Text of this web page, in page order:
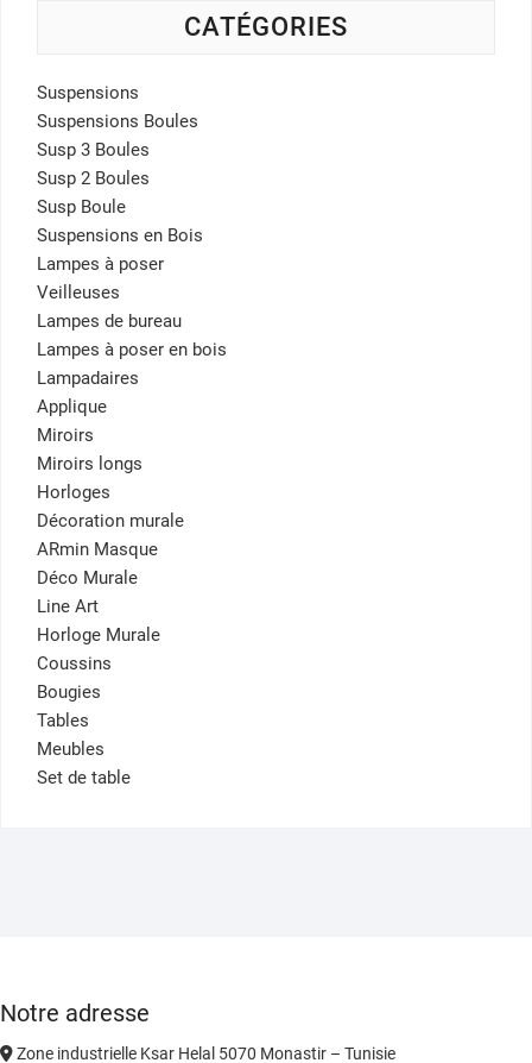
CATÉGORIES
Suspensions
Suspensions Boules
Susp 3 Boules
Susp 2 Boules
Susp Boule
Suspensions en Bois
Lampes à poser
Veilleuses
Lampes de bureau
Lampes à poser en bois
Lampadaires
Applique
Miroirs
Miroirs longs
Horloges
Décoration murale
ARmin Masque
Déco Murale
Line Art
Horloge Murale
Coussins
Bougies
Tables
Meubles
Set de table
Notre adresse
Zone industrielle Ksar Helal 5070 Monastir – Tunisie